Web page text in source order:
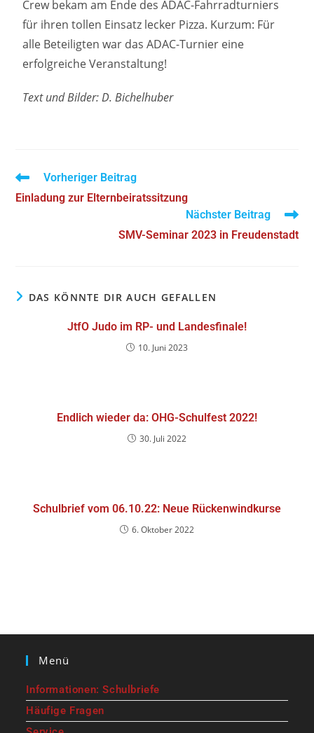
Crew bekam am Ende des ADAC-Fahrradturniers
für ihren tollen Einsatz lecker Pizza. Kurzum: Für
alle Beteiligten war das ADAC-Turnier eine
erfolgreiche Veranstaltung!
Text und Bilder: D. Bichelhuber
Vorheriger Beitrag
Einladung zur Elternbeiratssitzung
Nächster Beitrag
SMV-Seminar 2023 in Freudenstadt
DAS KÖNNTE DIR AUCH GEFALLEN
JtfO Judo im RP- und Landesfinale!
10. Juni 2023
Endlich wieder da: OHG-Schulfest 2022!
30. Juli 2022
Schulbrief vom 06.10.22: Neue Rückenwindkurse
6. Oktober 2022
Menü
Informationen: Schulbriefe
Häufige Fragen